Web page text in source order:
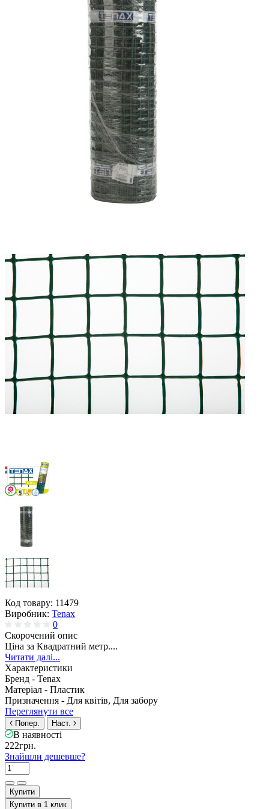
Код товару: 11479
Виробник: Tenax
0
Скорочений опис
Ціна за Квадратний метр....
Читати далі...
Характеристики
Бренд - Tenax
Матеріал - Пластик
Призначення - Для квітів, Для забору
Переглянути все
Попер. Наст.
В наявності
222грн.
Знайшли дешевше?
Купити
Купити в 1 клик